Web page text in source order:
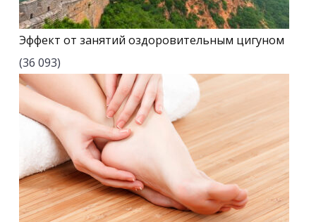
Эффект от занятий оздоровительным цигуном
(36 093)